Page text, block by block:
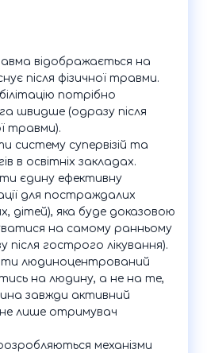
відображається на
після фізичної травми.
потрібно
швидше (одразу після
травми).
систему супервізій та
в освітніх закладах.
єдину ефективну
для постраждалих
дітей), яка буде доказовою
на самому ранньому
після гострого лікування).
людиноцентрований
на людину, а не на те,
завжди активний
лише отримувач
механізми